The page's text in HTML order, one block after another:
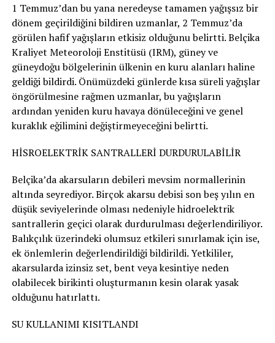
1 Temmuz’dan bu yana neredeyse tamamen yağışsız bir
dönem geçirildiğini bildiren uzmanlar, 2 Temmuz’da
görülen hafif yağışların etkisiz olduğunu belirtti. Belçika
Kraliyet Meteoroloji Enstitüsü (IRM), güney ve
güneydoğu bölgelerinin ülkenin en kuru alanları haline
geldiği bildirdi. Önümüzdeki günlerde kısa süreli yağışlar
öngörülmesine rağmen uzmanlar, bu yağışların
ardından yeniden kuru havaya dönüleceğini ve genel
kuraklık eğilimini değiştirmeyeceğini belirtti.
HİSROELEKTRİK SANTRALLERİ DURDURULABİLİR
Belçika’da akarsuların debileri mevsim normallerinin
altında seyrediyor. Birçok akarsu debisi son beş yılın en
düşük seviyelerinde olması nedeniyle hidroelektrik
santrallerin geçici olarak durdurulması değerlendiriliyor.
Balıkçılık üzerindeki olumsuz etkileri sınırlamak için ise,
ek önlemlerin değerlendirildiği bildirildi. Yetkililer,
akarsularda izinsiz set, bent veya kesintiye neden
olabilecek birikinti oluşturmanın kesin olarak yasak
olduğunu hatırlattı.
SU KULLANIMI KISITLANDI